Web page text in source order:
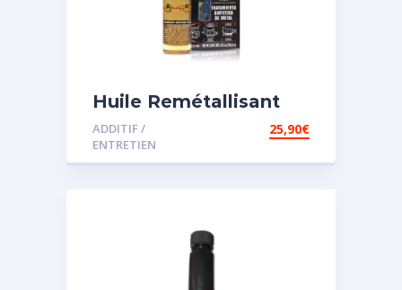
Huile Remétallisant
Moteur SMT2
ADDITIF /
ENTRETIEN
25,90€